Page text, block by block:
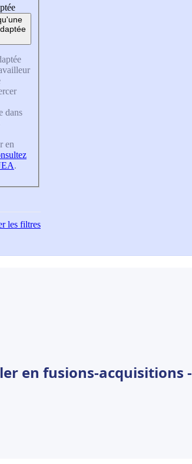
dans
en
.
les filtres
en fusions-acquisitions -